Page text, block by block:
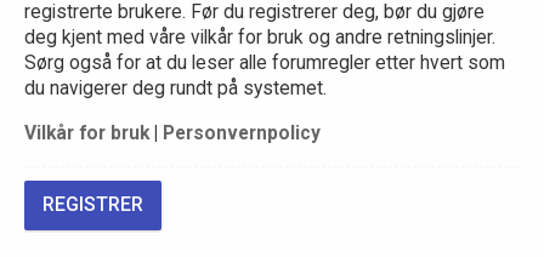
registrerte brukere. Før du registrerer deg, bør du gjøre
deg kjent med våre vilkår for bruk og andre retningslinjer.
Sørg også for at du leser alle forumregler etter hvert som
du navigerer deg rundt på systemet.
Vilkår for bruk| Personvernpolicy
REGISTRER